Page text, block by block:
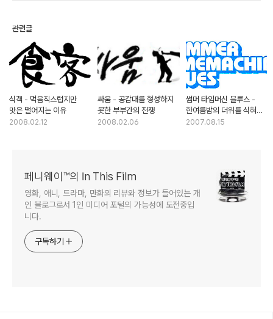
관련글
식객 - 먹음직스럽지만
맛은 떨어지는 이유
2008.02.12
싸움 - 공감대를 형성하지
못한 부부간의 전쟁
2008.02.06
썸머 타임머신 블루스 -
한여름밤의 더위를 식혀줄
시원한 시간여행
2007.08.15
페니웨이™의 In This Film
영화, 애니, 드라마, 만화의 리뷰와 정보가 들어있는 개
인 블로그로서 1인 미디어 포털의 가능성에 도전중입
니다.
구독하기